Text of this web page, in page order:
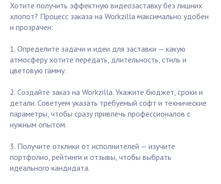
Хотите получить эффектную видеозаставку без лишних
хлопот? Процесс заказа на Workzilla максимально удобен
и прозрачен:
1. Определите задачи и идеи для заставки — какую
атмосферу хотите передать, длительность, стиль и
цветовую гамму.
2. Создайте заказ на Workzilla. Укажите бюджет, сроки и
детали. Советуем указать требуемый софт и технические
параметры, чтобы сразу привлечь профессионалов с
нужным опытом.
3. Получите отклики от исполнителей — изучите
портфолио, рейтинги и отзывы, чтобы выбрать
идеального кандидата.